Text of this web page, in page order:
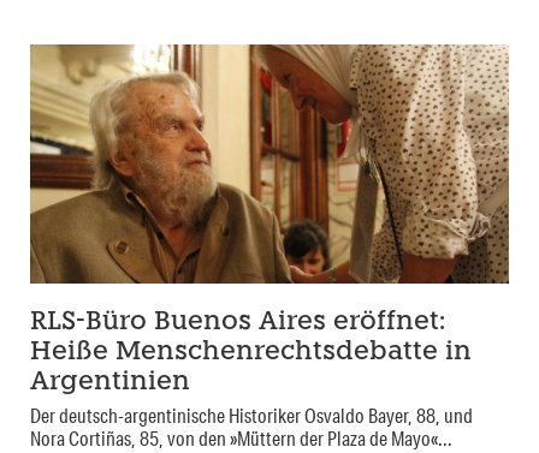
RLS-Büro Buenos Aires eröffnet:
Heiße Menschenrechtsdebatte in
Argentinien
Der deutsch-argentinische Historiker Osvaldo Bayer, 88, und
Nora Cortiñas, 85, von den »Müttern der Plaza de Mayo«...